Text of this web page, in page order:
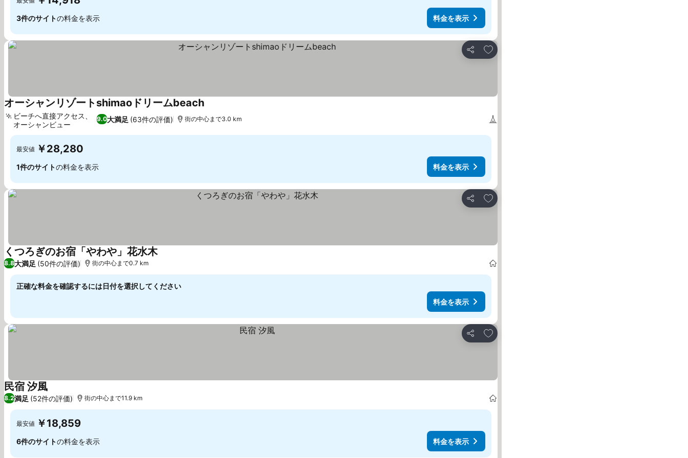
3件のサイトの料金を表示 料金を表示
シェア
お気に入りに追加
オーシャンリゾートshimaoドリームbeach
9.0大満足 (63件の評価)
ビーチへ直接アクセス、
オーシャンビュー
街の中心まで3.0 km
最安値 ￥28,280
1件のサイトの料金を表示 料金を表示
シェア
お気に入りに追加
くつろぎのお宿「やわや」花水木
8.8大満足 (50件の評価) 街の中心まで0.7 km
正確な料金を確認するには日付を選択してください
料金を表示
シェア
お気に入りに追加
民宿 汐風
8.2満足 (52件の評価) 街の中心まで11.9 km
最安値 ￥18,859
6件のサイトの料金を表示 料金を表示